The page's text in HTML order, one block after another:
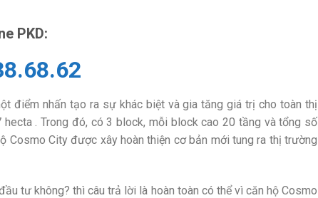
PKD:
điểm nhấn tạo ra sự khác biệt và gia tăng giá trị cho toàn thị
. Trong đó, có 3 block, mỗi block cao 20 tầng và tổng số
City được xây hoàn thiện cơ bản mới tung ra thị trường
tư không? thì câu trả lời là hoàn toàn có thể vì căn hộ Cosmo